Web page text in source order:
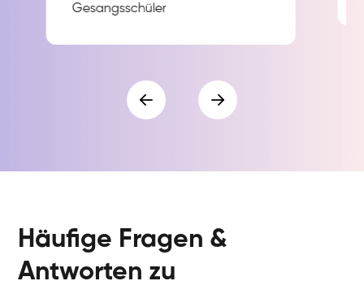
Gesangsschüler
Häufige Fragen &
Antworten zu